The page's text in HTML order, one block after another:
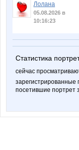
Лолана
05.08.2026 в
10:16:23
Статистика
сейчас
зарегистрированные
посетившие портрет